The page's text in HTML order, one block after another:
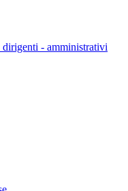
- amministrativi